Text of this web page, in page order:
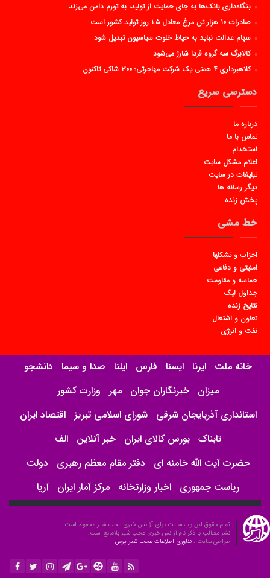
بنگاه‌داری بانک‌ها به جای حمایت از تولید، به تورم دامن می‌زند
صادرات ۱۰ هزار تن مرغ معادل ۱.۵ روز تولید کشور است
سهام عدالت نباید به حیاط خلوت سیاسیون تبدیل شود
کالابرگ سه گروه فردا شارژ می‌شود
کلاهبرداری ۴ همتی یک شرکت مهاجرتی؛ ۳۰۰ شاکی تاکنون
دسترسی سریع
درباره ما
تماس با ما
استخدام
اعلام مشکل سایت
تبلیغات در سایت
دیگر رسانه ها
پخش زنده
خط مشی
احزاب و تشکلها
امنیتی و دفاعی
حماسه و مقاومت
جداول لیگ
نتایج زنده
تعاون و اشتغال
نفت و انرژی
خانه ملت ایرنا ایسنا فارس ایلنا صدا و سیما دانشجو
میزان خبرنگاران جوان مهر وزارت کشور
استانداری آذربایجان شرقی
شورای اسلامی تبریز اقتصاد ایران
تابناک بورس کالای ایران خبر آنلاین الف
حضرت آیت الله خامنه ای
دفتر مقام معظم رهبری
دولت
ریاست جمهوری اخبار وزارتخانه مرکز آمار ایران آریا
تمام حقوق این وب سایت برای آژانس خبری عجب شیر محفوظ است.
نشر مطالب با ذکر نام آژانس خبری عجب شیر بلامانع است.
طراحی سایت : فناوری اطلاعات عجب شیر پرس